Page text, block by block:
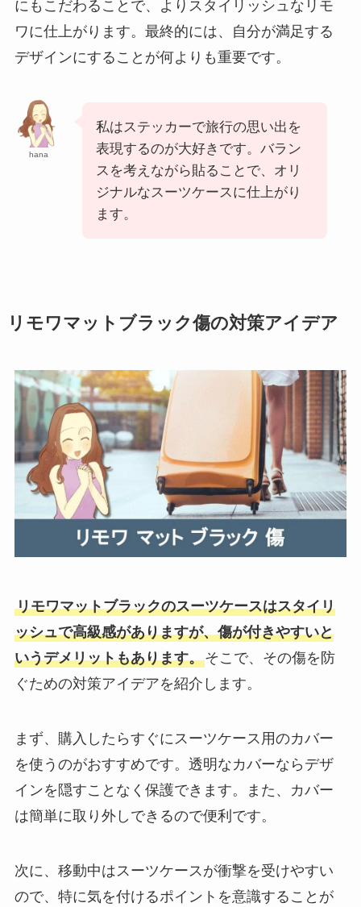
にもこだわることで、よりスタイリッシュなリモ
ワに仕上がります。最終的には、自分が満足する
デザインにすることが何よりも重要です。
hana
私はステッカーで旅行の思い出を
表現するのが大好きです。バラン
スを考えながら貼ることで、オリ
ジナルなスーツケースに仕上がり
ます。
リモワマットブラック傷の対策アイデア
リモワマットブラックのスーツケースはスタイリ
ッシュで高級感がありますが、傷が付きやすいと
いうデメリットもあります。そこで、その傷を防
ぐための対策アイデアを紹介します。
まず、購入したらすぐにスーツケース用のカバー
を使うのがおすすめです。透明なカバーならデザ
インを隠すことなく保護できます。また、カバー
は簡単に取り外しできるので便利です。
次に、移動中はスーツケースが衝撃を受けやすい
ので、特に気を付けるポイントを意識することが